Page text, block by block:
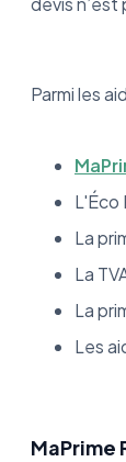
Parmi les
L'Éco
La
La
La
Les
MaPrime